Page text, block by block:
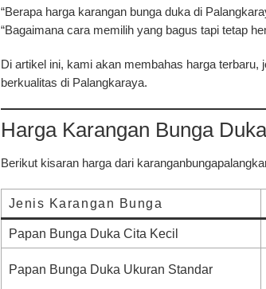
“Berapa harga karangan bunga duka di
“Bagaimana cara memilih yang bagus tapi tetap
Di artikel ini, kami akan membahas harga terbaru,
berkualitas di Palangkaraya.
Harga Karangan Bunga
Berikut kisaran harga dari
Jenis Karangan Bunga
Papan Bunga Duka Cita Kecil
Papan Bunga Duka Ukuran Standar